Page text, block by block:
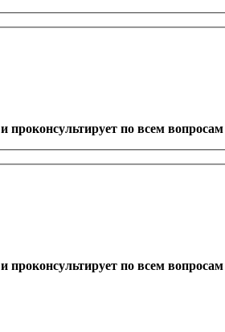
и проконсультирует по всем вопросам
и проконсультирует по всем вопросам